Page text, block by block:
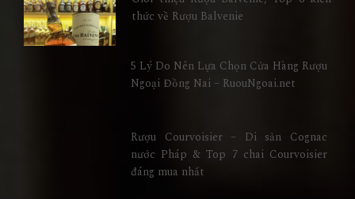
thức về Rượu Balvenie
5 Lý Do Nên Lựa Chọn Cửa Hàng Rượu
Ngoại Đồng Nai – RuouNgoai.net
Rượu Courvoisier – Di sản Cognac
nước Pháp & Top 7 chai Courvoisier
đáng mua nhất